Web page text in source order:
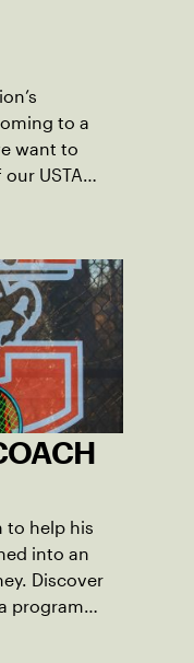
to a
want to
USTA
but they
remains
to help his
into an
Discover
program